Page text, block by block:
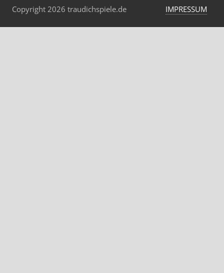
Copyright 2026 traudichspiele.de IMPRESSUM